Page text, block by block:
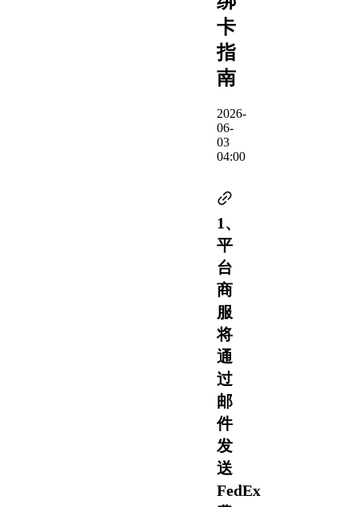
卡
指
南
2026-
06-
03
04:00
1、
平
台
商
服
将
通
过
邮
件
发
送
FedEx